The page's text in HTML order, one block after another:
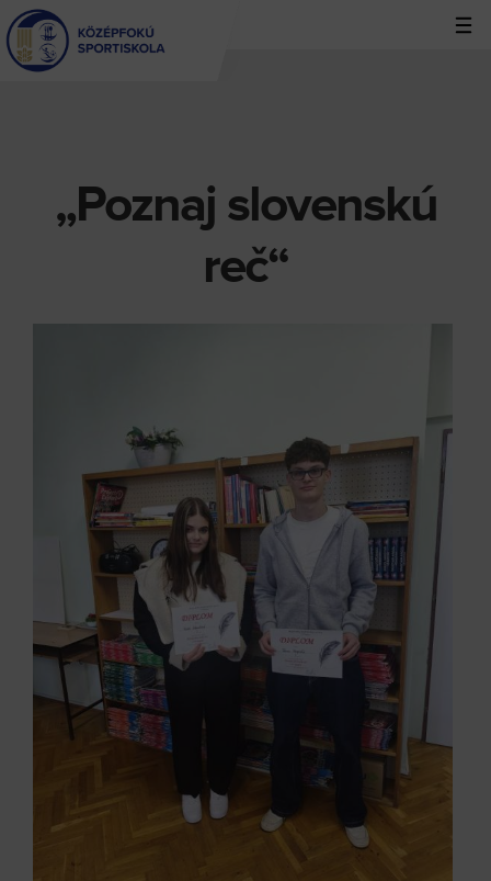
Jump
to
navigation
„Poznaj slovenskú
reč“